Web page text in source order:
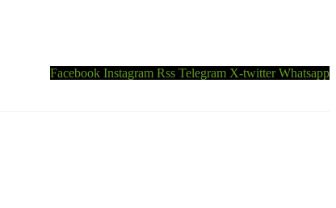
Facebook Instagram Rss Telegram X-twitter Whatsapp